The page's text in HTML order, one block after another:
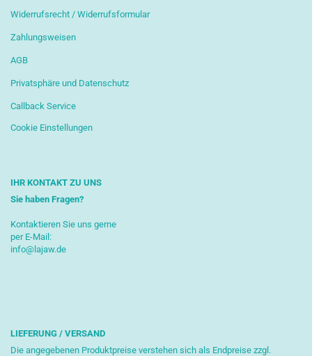
Widerrufsrecht / Widerrufsformular
Zahlungsweisen
AGB
Privatsphäre und Datenschutz
Callback Service
Cookie Einstellungen
IHR KONTAKT ZU UNS
Sie haben Fragen?
Kontaktieren Sie uns gerne
per E-Mail:
info@lajaw.de
LIEFERUNG / VERSAND
Die angegebenen Produktpreise verstehen sich als Endpreise zzgl.